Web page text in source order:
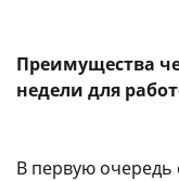
Преимущества
недели для
В первую